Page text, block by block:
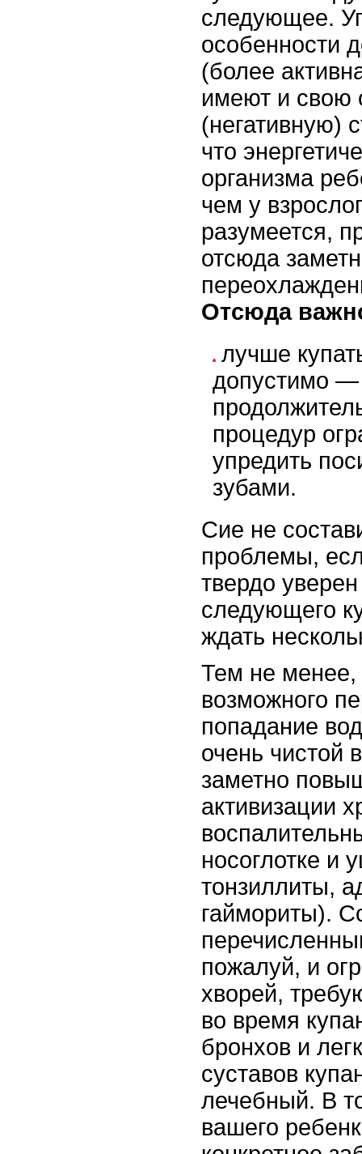
следующее.
особенности
(более
имеют и свою
(негативную)
что
организма
чем у
разумеется,
отсюда
Отсюда
лучше
допустимо —
процедур
упредить
зубами.
Сие не
проблемы,
твердо
следующего
ждать
Тем не
возможного
попадание
очень чистой
заметно
активизации
носоглотке и
тонзиллиты,
гаймориты).
пожалуй, и
хворей,
во время
бронхов и
суставов
лечебный. В
вашего